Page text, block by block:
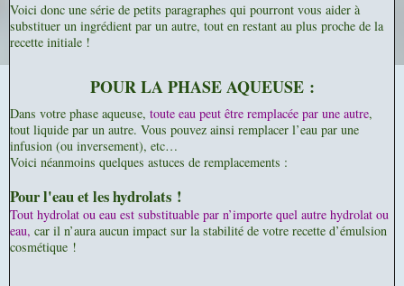
Voici donc une série de petits paragraphes qui pourront vous aider à
substituer un ingrédient par un autre, tout en restant au plus proche de la
recette initiale !
POUR LA PHASE AQUEUSE :
Dans votre phase aqueuse, toute eau peut être remplacée par une autre,
tout liquide par un autre. Vous pouvez ainsi remplacer l’eau par une
infusion (ou inversement), etc…
Voici néanmoins quelques astuces de remplacements :
Pour l'eau et les hydrolats !
Tout hydrolat ou eau est substituable par n’importe quel autre hydrolat ou
eau, car il n’aura aucun impact sur la stabilité de votre recette d’émulsion
cosmétique !